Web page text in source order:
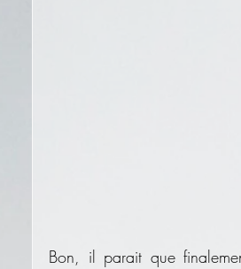
Bon, il parait que